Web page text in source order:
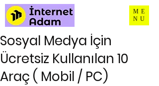
ME
NU
Sosyal Medya İçin
Ücretsiz Kullanılan 10
Araç ( Mobil / PC)